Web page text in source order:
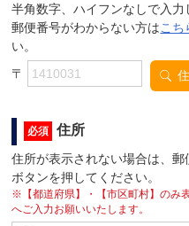
半角数字、ハイフンなしで入力
郵便番号がわからない方はこち
い。
〒
必須 住所
住所が表示されない場合は、郵
ボタンを押してください。
※【都道府県】・【市区町村】のみ
へご入力お願いいたします。